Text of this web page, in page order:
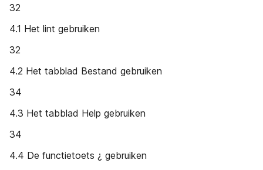
32
4.1 Het lint gebruiken
32
4.2 Het tabblad Bestand gebruiken
34
4.3 Het tabblad Help gebruiken
34
4.4 De functietoets ¿ gebruiken